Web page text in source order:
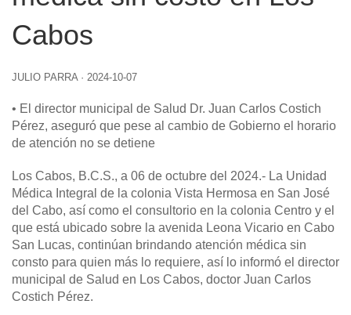
Cabos
JULIO PARRA · 2024-10-07
• El director municipal de Salud Dr. Juan Carlos Costich
Pérez, aseguró que pese al cambio de Gobierno el horario
de atención no se detiene
Los Cabos, B.C.S., a 06 de octubre del 2024.- La Unidad
Médica Integral de la colonia Vista Hermosa en San José
del Cabo, así como el consultorio en la colonia Centro y el
que está ubicado sobre la avenida Leona Vicario en Cabo
San Lucas, continúan brindando atención médica sin
consto para quien más lo requiere, así lo informó el director
municipal de Salud en Los Cabos, doctor Juan Carlos
Costich Pérez.